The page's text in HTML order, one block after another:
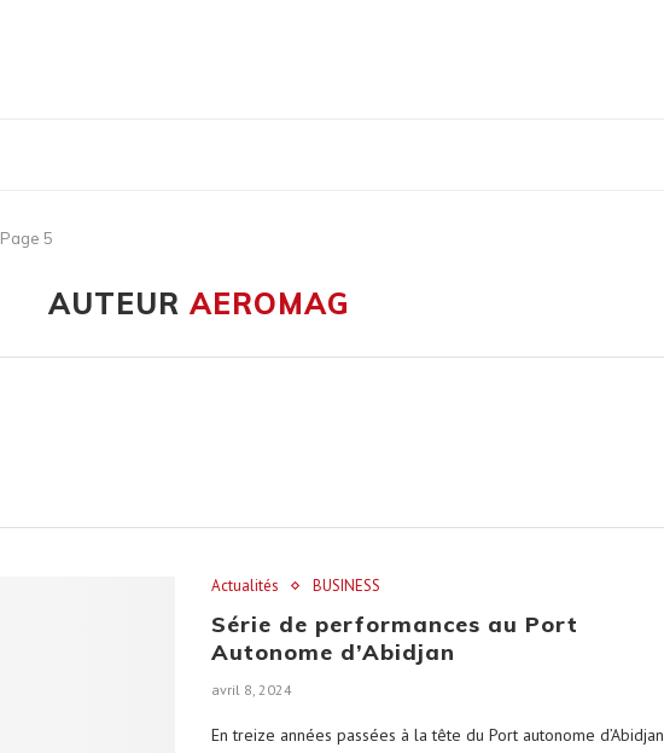
Page 5
AUTEURAEROMAG
Actualités BUSINESS
Série de performances au Port
Autonome d’Abidjan
avril 8, 2024
En treize années passées à la tête du Port autonome d’Abidjan